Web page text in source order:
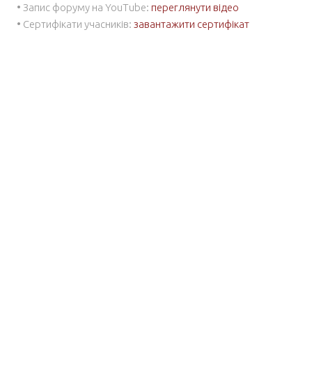
• Запис форуму на YouTube: переглянути відео
• Сертифікати учасників: завантажити сертифікат